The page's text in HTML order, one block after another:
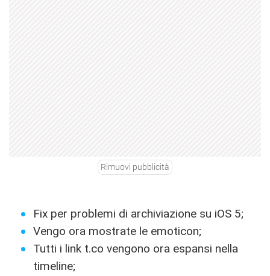
Rimuovi pubblicità
Fix per problemi di archiviazione su iOS 5;
Vengo ora mostrate le emoticon;
Tutti i link t.co vengono ora espansi nella
timeline;